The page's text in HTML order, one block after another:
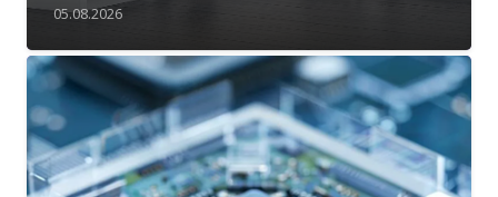
05.08.2026